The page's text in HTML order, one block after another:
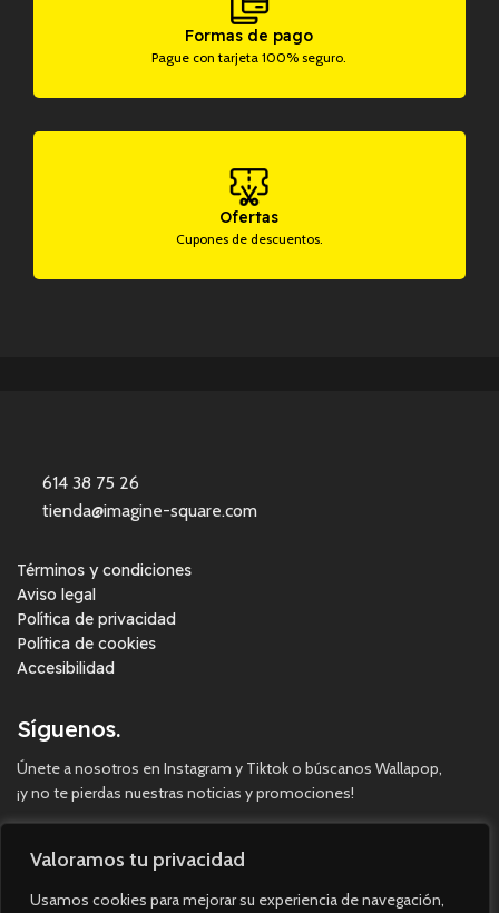
Valoramos tu privacidad
Usamos cookies para mejorar su experiencia de navegación,
Formas de pago
Pague con tarjeta 100% seguro.
Ofertas
Cupones de descuentos.
614 38 75 26
tienda@imagine-square.com
Términos y condiciones
Aviso legal
Política de privacidad
Política de cookies
Accesibilidad
Síguenos.
Únete a nosotros en Instagram y Tiktok o búscanos Wallapop,
¡y no te pierdas nuestras noticias y promociones!